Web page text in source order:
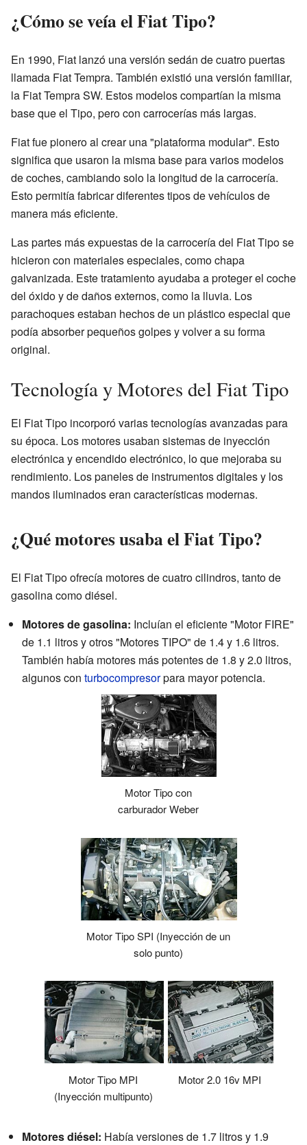
¿Cómo se veía el Fiat Tipo?
En 1990, Fiat lanzó una versión sedán de cuatro puertas
llamada Fiat Tempra. También existió una versión familiar,
la Fiat Tempra SW. Estos modelos compartían la misma
base que el Tipo, pero con carrocerías más largas.
Fiat fue pionero al crear una "plataforma modular". Esto
significa que usaron la misma base para varios modelos
de coches, cambiando solo la longitud de la carrocería.
Esto permitía fabricar diferentes tipos de vehículos de
manera más eficiente.
Las partes más expuestas de la carrocería del Fiat Tipo se
hicieron con materiales especiales, como chapa
galvanizada. Este tratamiento ayudaba a proteger el coche
del óxido y de daños externos, como la lluvia. Los
parachoques estaban hechos de un plástico especial que
podía absorber pequeños golpes y volver a su forma
original.
Tecnología y Motores del Fiat Tipo
El Fiat Tipo incorporó varias tecnologías avanzadas para
su época. Los motores usaban sistemas de inyección
electrónica y encendido electrónico, lo que mejoraba su
rendimiento. Los paneles de instrumentos digitales y los
mandos iluminados eran características modernas.
¿Qué motores usaba el Fiat Tipo?
El Fiat Tipo ofrecía motores de cuatro cilindros, tanto de
gasolina como diésel.
Motores de gasolina: Incluían el eficiente "Motor FIRE"
de 1.1 litros y otros "Motores TIPO" de 1.4 y 1.6 litros.
También había motores más potentes de 1.8 y 2.0 litros,
algunos con turbocompresorpara mayor potencia.
Motor Tipo con
carburador Weber
Motor Tipo SPI (Inyección de un
solo punto)
Motor Tipo MPI
(Inyección multipunto)
Motor 2.0 16v MPI
Motores diésel: Había versiones de 1.7 litros y 1.9